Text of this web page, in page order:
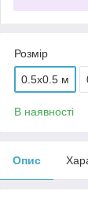
Розмір
0.5x0.5 м
В наявності
Опис